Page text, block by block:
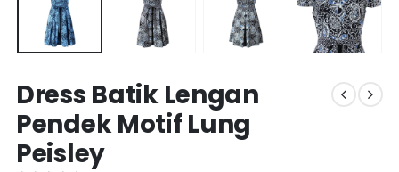
Dress Batik Lengan
Pendek Motif Lung
Peisley